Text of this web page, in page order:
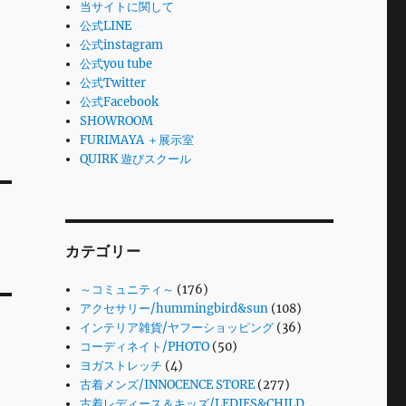
当サイトに関して
公式LINE
公式instagram
公式you tube
公式Twitter
公式Facebook
SHOWROOM
FURIMAYA ＋展示室
QUIRK 遊びスクール
カテゴリー
～コミュニティ～ (176)
アクセサリー/hummingbird&sun (108)
インテリア雑貨/ヤフーショッピング (36)
コーディネイト/PHOTO (50)
ヨガストレッチ (4)
古着メンズ/INNOCENCE STORE (277)